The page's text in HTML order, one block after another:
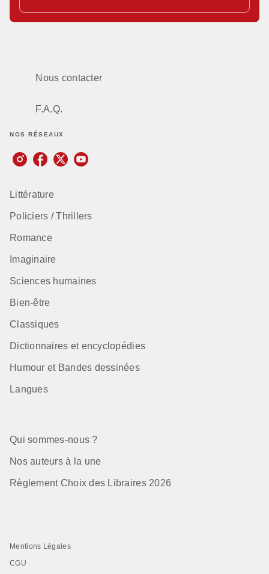
Nous contacter
F.A.Q.
NOS RÉSEAUX
Littérature
Policiers / Thrillers
Romance
Imaginaire
Sciences humaines
Bien-être
Classiques
Dictionnaires et encyclopédies
Humour et Bandes dessinées
Langues
Qui sommes-nous ?
Nos auteurs à la une
Règlement Choix des Libraires 2026
Mentions Légales
CGU